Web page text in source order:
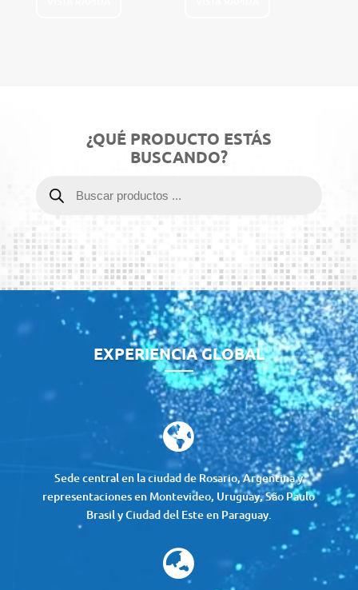
¿QUÉ PRODUCTO ESTÁS
BUSCANDO?
productos
Reproductor
vídeo
EXPERIENCIA GLOBAL

Sede central en la ciudad de Rosario, Argentina y
representaciones en Montevideo, Uruguay, São Paulo
Brasil y Ciudad del Este en Paraguay.
